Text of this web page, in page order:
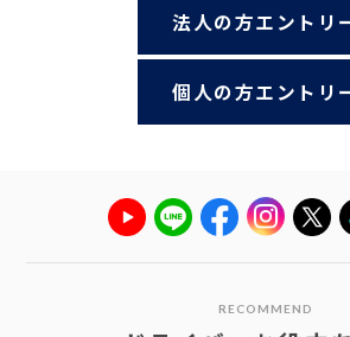
法人の方エントリ
個人の方エントリ
RECOMMEND